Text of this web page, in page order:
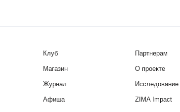
Клуб
Магазин
Журнал
Афиша
Партнерам
О проекте
Исследование
ZIMA Impact